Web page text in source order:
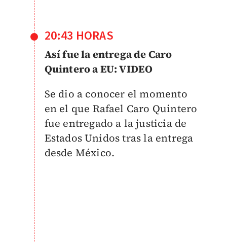
20:43 HORAS
Así fue la entrega de Caro
Quintero a EU: VIDEO
Se dio a conocer el momento
en el que Rafael Caro Quintero
fue entregado a la justicia de
Estados Unidos tras la entrega
desde México.